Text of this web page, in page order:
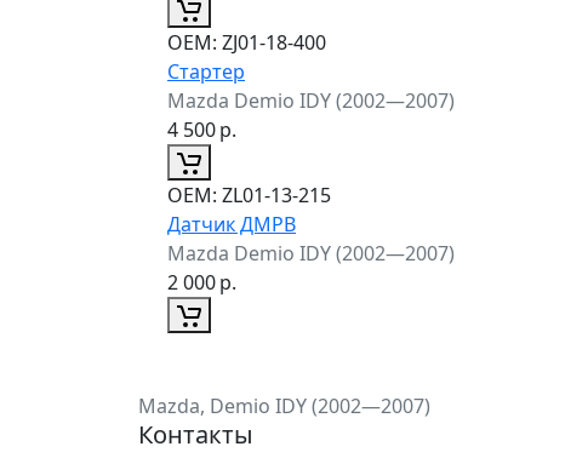
ОЕМ: ZJ01-18-400
Стартер
Mazda Demio IDY (2002—2007)
4 500р.
ОЕМ: ZL01-13-215
Датчик ДМРВ
Mazda Demio IDY (2002—2007)
2 000р.
Mazda, Demio IDY (2002—2007)
Контакты